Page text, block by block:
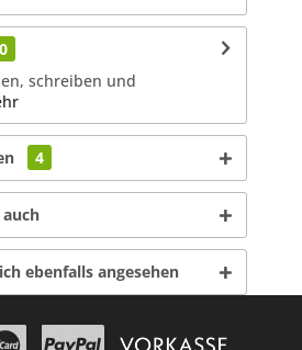
0
schreiben und
4
ebenfalls angesehen